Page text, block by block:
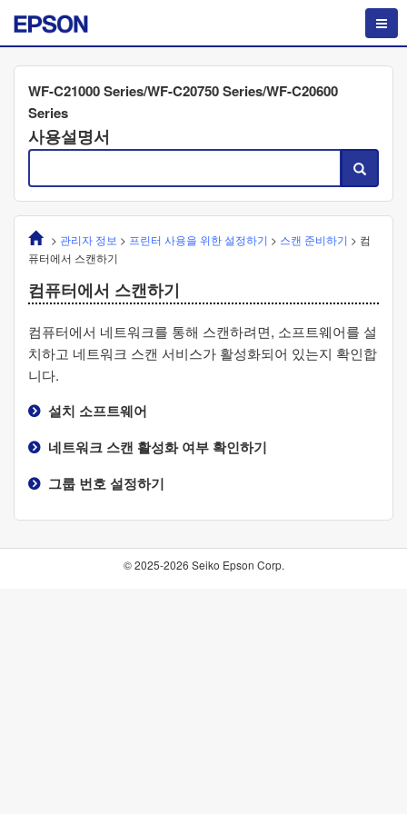
WF-C21000 Series/WF-C20750 Series/WF-C20600
Series
사용설명서
> 관리자 정보 > 프린터 사용을 위한 설정하기 > 스캔 준비하기 > 컴
퓨터에서 스캔하기
컴퓨터에서 스캔하기
컴퓨터에서 네트워크를 통해 스캔하려면, 소프트웨어를 설
치하고 네트워크 스캔 서비스가 활성화되어 있는지 확인합
니다.
설치 소프트웨어
네트워크 스캔 활성화 여부 확인하기
그룹 번호 설정하기
© 2025-2026 Seiko Epson Corp.